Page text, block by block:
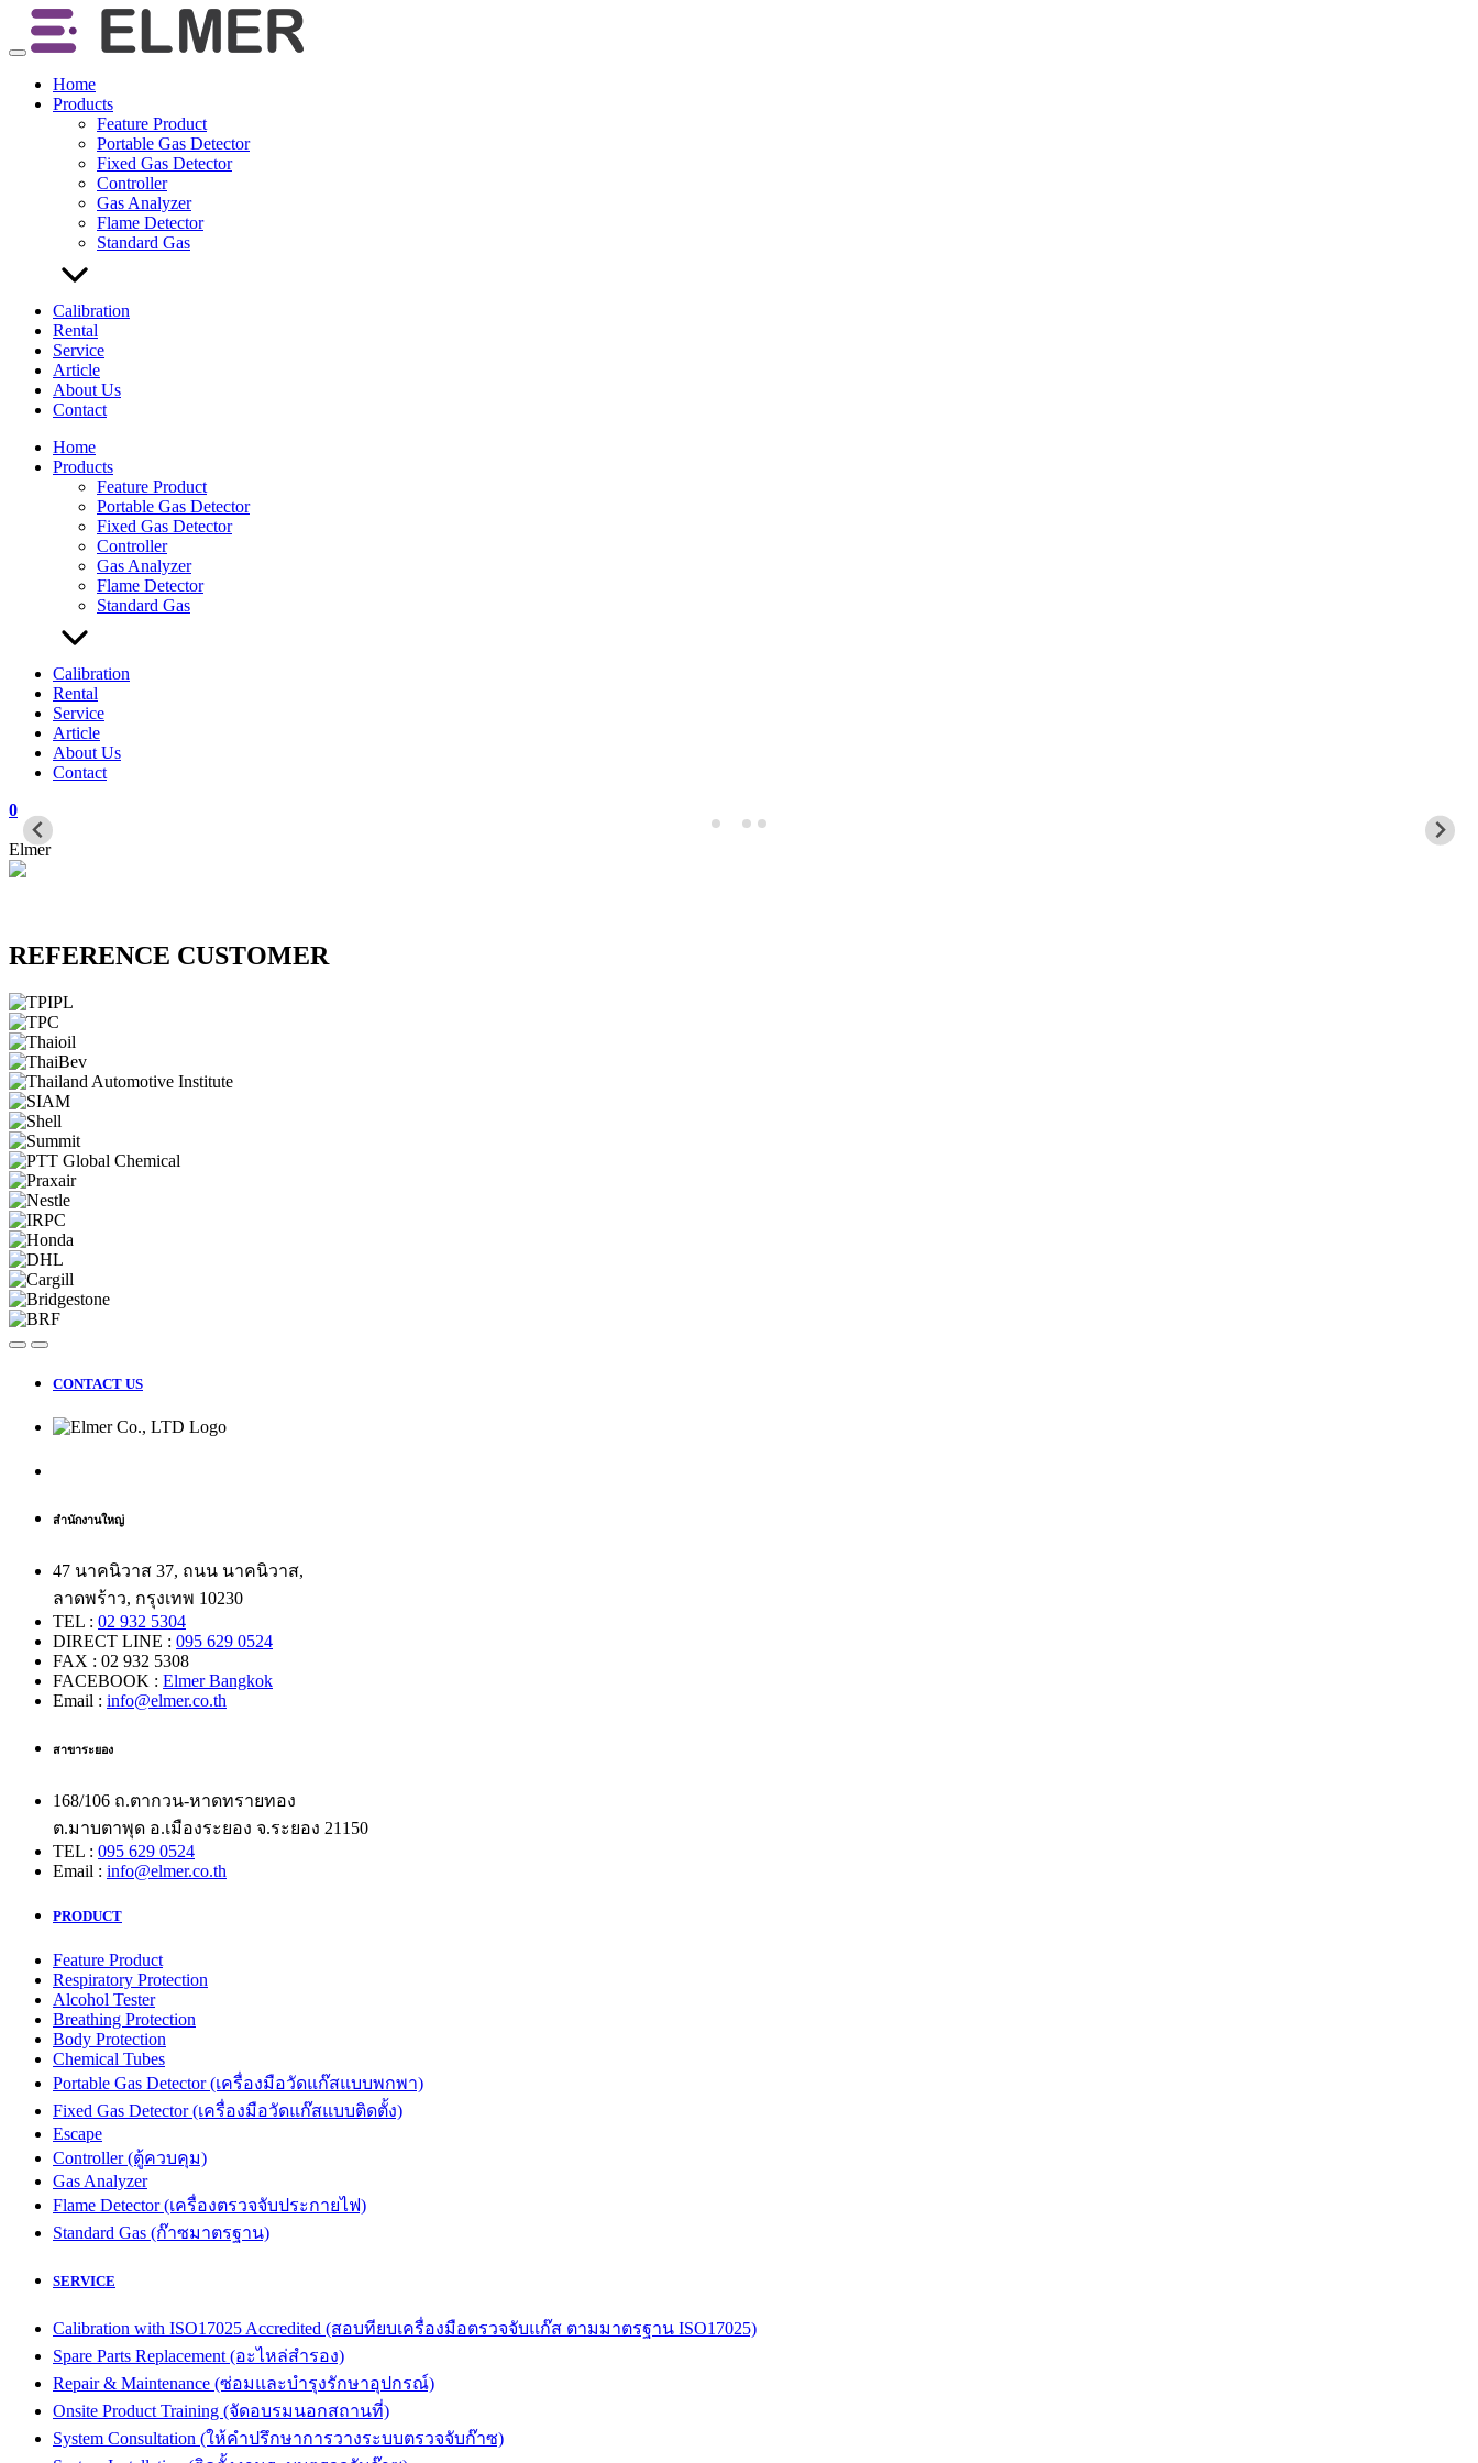
Skip
content
Home
Products
Feature Product
Portable Gas Detector
Fixed Gas Detector
Controller
Gas Analyzer
Flame Detector
Standard Gas
Calibration
Rental
Service
Article
About Us
Contact
Home
Products
Feature Product
Portable Gas Detector
Fixed Gas Detector
Controller
Gas Analyzer
Flame Detector
Standard Gas
Calibration
Rental
Service
Article
About Us
Contact
0
Elmer
REFERENCE CUSTOMER
CONTACT US
สำนักงานใหญ่
47 นาคนิวาส 37, ถนน นาคนิวาส,
ลาดพร้าว, กรุงเทพ 10230
TEL : 02 932 5304
DIRECT LINE : 095 629 0524
FAX : 02 932 5308
FACEBOOK : Elmer Bangkok
Email : info@elmer.co.th
สาขาระยอง
168/106 ถ.ตากวน-หาดทรายทอง
ต.มาบตาพุด อ.เมืองระยอง จ.ระยอง 21150
TEL : 095 629 0524
Email : info@elmer.co.th
PRODUCT
Feature Product
Respiratory Protection
Alcohol Tester
Breathing Protection
Body Protection
Chemical Tubes
Portable Gas Detector (เครื่องมือวัดแก๊สแบบพกพา)
Fixed Gas Detector (เครื่องมือวัดแก๊สแบบติดตั้ง)
Escape
Controller (ตู้ควบคุม)
Gas Analyzer
Flame Detector (เครื่องตรวจจับประกายไฟ)
Standard Gas (ก๊าซมาตรฐาน)
SERVICE
Calibration with ISO17025 Accredited (สอบทียบเครื่องมือตรวจจับแก๊ส ตามมาตรฐาน ISO17025)
Spare Parts Replacement (อะไหล่สำรอง)
Repair & Maintenance (ซ่อมและบำรุงรักษาอุปกรณ์)
Onsite Product Training (จัดอบรมนอกสถานที่)
System Consultation (ให้คำปรึกษาการวางระบบตรวจจับก๊าซ)